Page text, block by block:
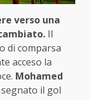
verso una
Il
di comparsa
acceso la
Mohamed
il gol